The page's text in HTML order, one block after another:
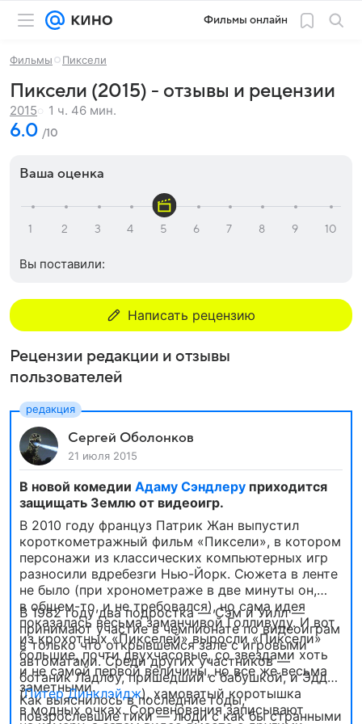
Фильмы онлайн
Фильмы Пиксели
Пиксели (2015) - отзывы и рецензии
2015 1 ч. 46 мин.
6.0 /10
Ваша оценка
Вы поставили:
Написать рецензию
Рецензии редакции и отзывы
пользователей
Сергей Оболонков
21 июля 2015
В новой комедии Адаму Сэндлеру приходится
защищать Землю от видеоигр.
В 2010 году француз Патрик Жан выпустил
короткометражный фильм «Пиксели», в котором
персонажи из классических компьютерных игр
разносили вдребезги Нью-Йорк. Сюжета в ленте
не было (при хронометраже в две минуты он,
в общем-то, и не требовался), но сама идея
показалась весьма заманчивой Голливуду. И вот
из крохотных «Пикселей» выросли «Пиксели»
большие, почти двухчасовые, со звездами хоть
и не самой первой величины, но все же весьма
заметными.
В 1982 году два подростка — Сэм и Уилл —
принимают участие в чемпионате по видеоиграм
в только что открывшемся зале с игровыми
автоматами. Среди других участников —
ботаник Ладлоу, пришедший с бабушкой, и Эдди
(Питер Динклэйдж), хамоватый коротышка
в модных очках. Соревнования записывают
Как выяснилось в последние годы,
повзрослевшие гики — люди с как бы странными